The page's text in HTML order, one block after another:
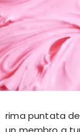
rima puntata